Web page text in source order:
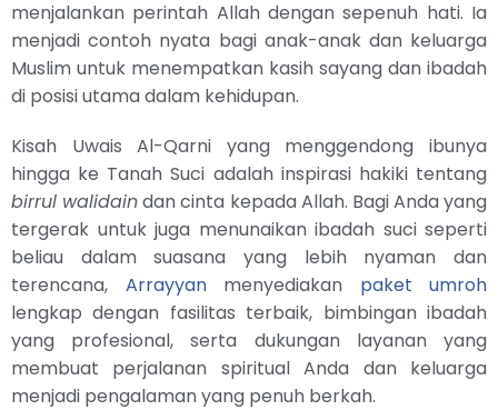
menjalankan perintah Allah dengan sepenuh hati. Ia
menjadi contoh nyata bagi anak-anak dan keluarga
Muslim untuk menempatkan kasih sayang dan ibadah
di posisi utama dalam kehidupan.
Kisah Uwais Al-Qarni yang menggendong ibunya
hingga ke Tanah Suci adalah inspirasi hakiki tentang
birrul walidaindan cinta kepada Allah. Bagi Anda yang
tergerak untuk juga menunaikan ibadah suci seperti
beliau dalam suasana yang lebih nyaman dan
terencana, Arrayyanmenyediakan paket umroh
lengkap dengan fasilitas terbaik, bimbingan ibadah
yang profesional, serta dukungan layanan yang
membuat perjalanan spiritual Anda dan keluarga
menjadi pengalaman yang penuh berkah.